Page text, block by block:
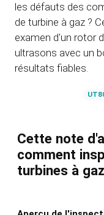
les défauts des
de turbine à gaz ?
examen d'un rotor
ultrasons avec un
résultats fiables.
Cette note
comment
turbines à